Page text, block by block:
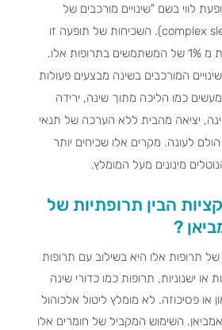
לווי בשם "שינויים מורכבים של
השינה" (complex sleep behaviors). השכיחות של תופעה זו
נמוכה והיא מופיעה בפחות מ 1% של המשתמשים בתרופות אלו.
המורכבים בשינה מבצעים פעולות
כמו הליכה מתוך שינה, ירידה
יציאה מהבית ללא הערכה של תנאי
הולם לעונה. מקרים אלו שכיחים יותר
מינונים מעל המומלץ.
הבין תרופתיות של
?
תרופות אלו היא בשילוב עם תרופות
או ישנוניות, תרופות כמו כדורי שינה
או פסיכוזה. לא מומלץ ליטול אלכוהול
השימוש המקביל של חומרים אלו